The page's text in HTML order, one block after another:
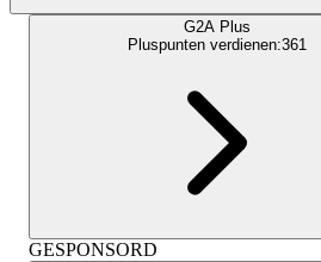
G2A Plus
Pluspunten verdienen:361
GESPONSORD